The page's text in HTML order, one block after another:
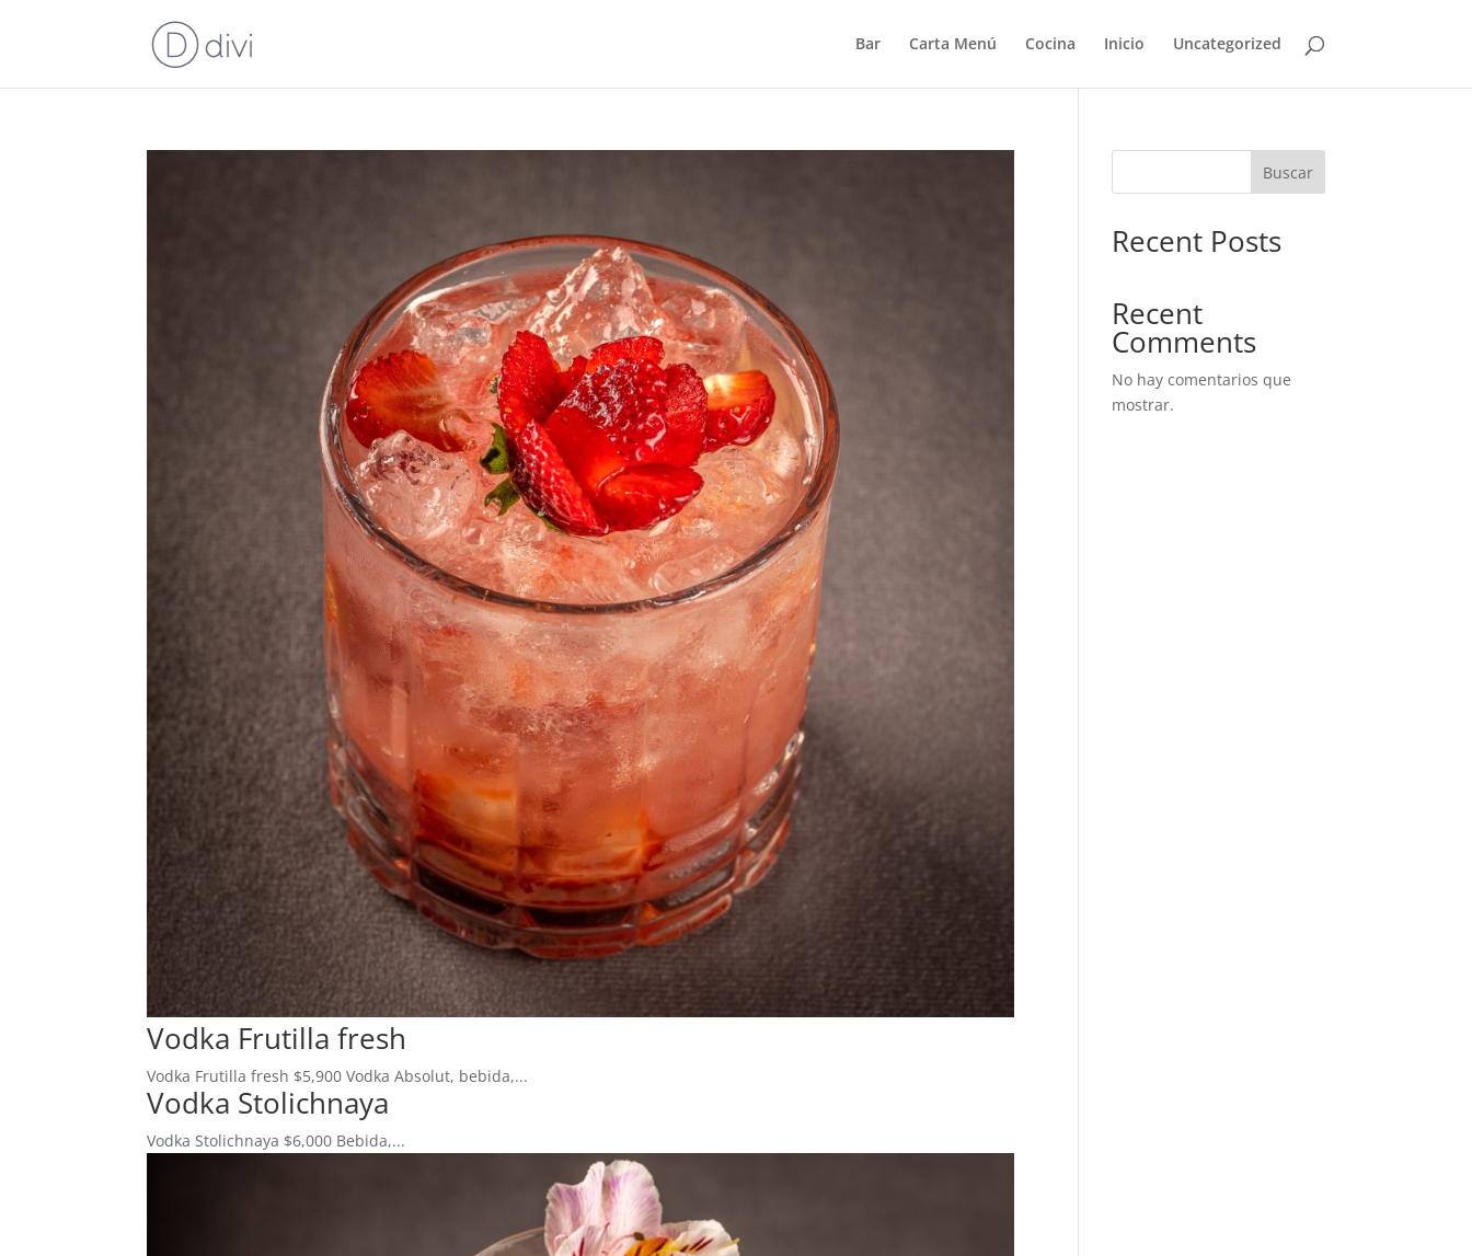
Bar Carta Menú Cocina Inicio Uncategorized
Vodka Frutilla fresh
Vodka Frutilla fresh $5,900 Vodka Absolut, bebida,...
Vodka Stolichnaya
Vodka Stolichnaya $6,000 Bebida,...
Buscar
Recent Posts
Recent
Comments
No hay comentarios que
mostrar.